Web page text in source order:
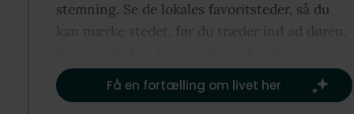
stemning. Se de lokales favoritsteder, så du
kan mærke stedet, før du træder ind ad døren,
Få en fortælling om livet her